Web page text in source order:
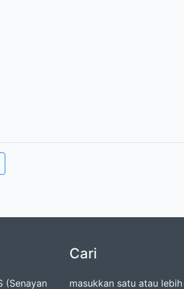
(Senayan
Cari
masukkan satu atau